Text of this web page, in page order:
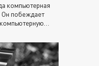
компьютерная
Он побеждает